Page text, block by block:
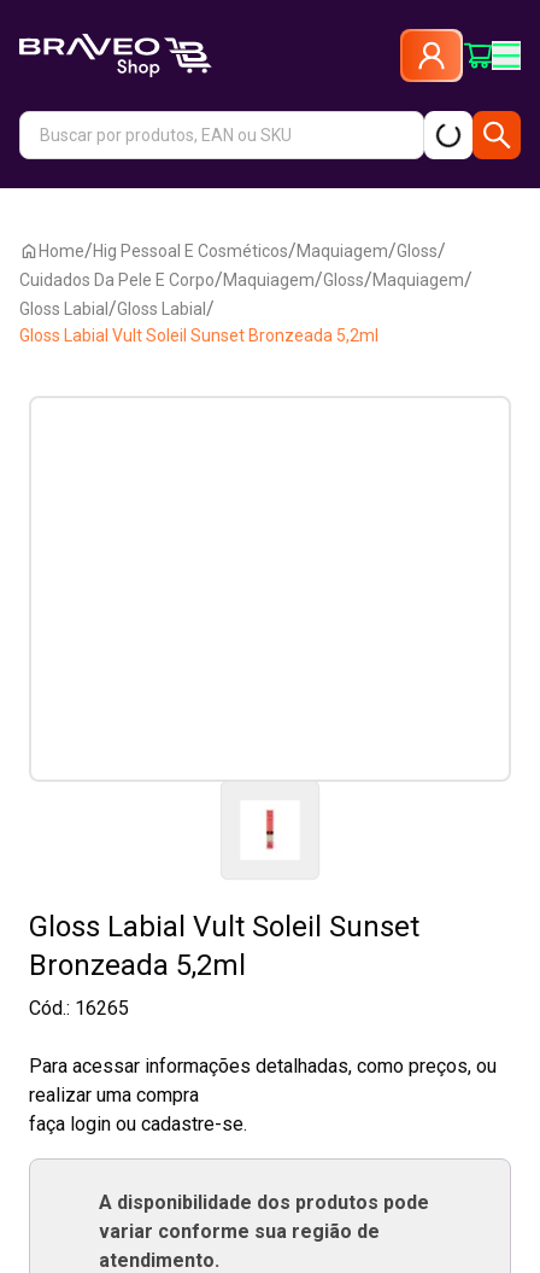
Home/Hig Pessoal E Cosméticos/Maquiagem/Gloss/
Cuidados Da Pele E Corpo/Maquiagem/Gloss/Maquiagem/
Gloss Labial /Gloss Labial /
Gloss Labial Vult Soleil Sunset Bronzeada 5,2ml
Gloss Labial Vult Soleil Sunset
Bronzeada 5,2ml
Cód.: 16265
Para acessar informações detalhadas, como preços, ou
realizar uma compra
faça login ou cadastre-se.
A disponibilidade dos produtos pode
variar conforme sua região de
atendimento.